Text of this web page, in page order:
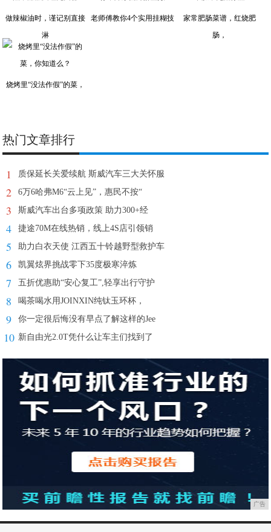
做辣椒油时，谨记别直接
淋
老师傅教你4个实用挂糊技
家常肥肠菜谱，红烧肥
肠，
烧烤里“没法作假”的菜，
热门文章排行
1 质保延长关爱续航 斯威汽车三大关怀服
2 6万6哈弗M6“云上见”，惠民不按“
3 斯威汽车出台多项政策 助力300+经
4 捷途70M在线热销，线上4S店引领销
5 助力白衣天使 江西五十铃越野型救护车
6 凯翼炫界挑战零下35度极寒淬炼
7 五折优惠助“安心复工”,轻享出行守护
8 喝茶喝水用JOINXIN纯钛玉环杯，
9 你一定很后悔没有早点了解这样的Jee
10 新自由光2.0T凭什么让车主们找到了
广告